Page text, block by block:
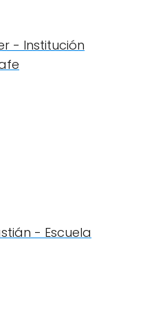
- Institución
- Escuela